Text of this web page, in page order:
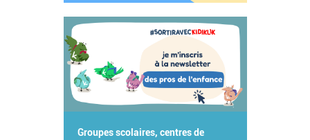
Groupes scolaires, centres de